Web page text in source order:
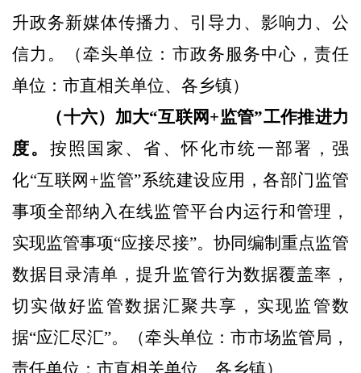
升政务新媒体传播力、引导力、影响力、公
信力。
（牵头单位：市政务服务中心，责任
单位：市直相关单位、各乡镇）
（十六）加大“互联网+监管”工作推进力
度。 按照国家、省、怀化市统一部署，强
化“互联网 +监管”系统建设应用，各部门监管
事项全部纳入在线监管平台内运行和管理，
实现监管事项“应接尽接”。协同编制重点监管
数据目录清单，提升监管行为数据覆盖率，
切实做好监管数据汇聚共享，实现监管数
据“应汇尽汇”。
（牵头单位：市市场监管局，
责任单位：市直相关单位、各乡镇）